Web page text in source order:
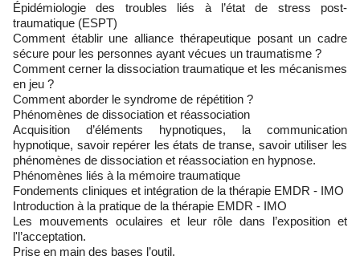
Épidémiologie des troubles liés à l’état de stress post-
traumatique (ESPT)
Comment établir une alliance thérapeutique posant un cadre
sécure pour les personnes ayant vécues un traumatisme ?
Comment cerner la dissociation traumatique et les mécanismes
en jeu ?
Comment aborder le syndrome de répétition ?
Phénomènes de dissociation et réassociation
Acquisition d’éléments hypnotiques, la communication
hypnotique, savoir repérer les états de transe, savoir utiliser les
phénomènes de dissociation et réassociation en hypnose.
Phénomènes liés à la mémoire traumatique
Fondements cliniques et intégration de la thérapie EMDR - IMO
Introduction à la pratique de la thérapie EMDR - IMO
Les mouvements oculaires et leur rôle dans l’exposition et
l'l’acceptation.
Prise en main des bases l’outil.